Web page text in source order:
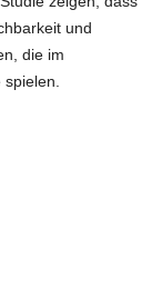
und
die im